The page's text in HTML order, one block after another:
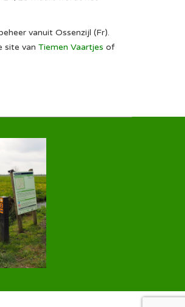
vanuit Ossenzijl (Fr).
site van Tiemen Vaartjes of